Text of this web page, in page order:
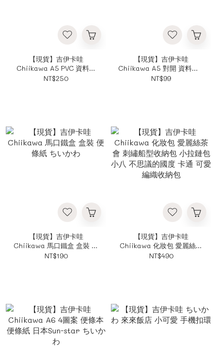
【現貨】吉伊卡哇
Chiikawa A5 PVC 資料夾
收納夾 資料袋 分層袋 收納
NT$250
【現貨】吉伊卡哇
Chiikawa A5 對開 資料夾 L
夾 文件夾 檔案夾 小八烏薩
NT$99
【現貨】吉伊卡哇
Chiikawa 馬口鐵盒 盒裝 便
條紙 ちいかわ
NT$190
【現貨】吉伊卡哇
Chiikawa 化妝包 愛麗絲茶
會 刺繡船型收納包 小拉鏈包
NT$490